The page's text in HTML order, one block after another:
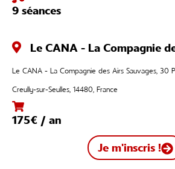
9 séances
Le CANA - La Compagnie
Le CANA - La Compagnie des Airs Sauvages, 30
Creully-sur-Seulles, 14480, France
175€ / an
Je m'inscris !